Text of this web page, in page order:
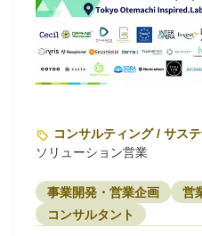
コンサルティング / サス
ソリューション営業
事業開発・営業企画
営
コンサルタント